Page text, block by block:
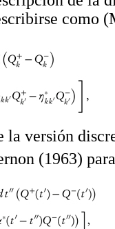
como
la versión
(1963)